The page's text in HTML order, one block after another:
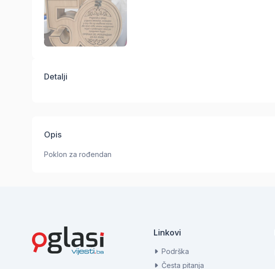
Detalji
Opis
Poklon za rođendan
Linkovi
Podrška
Česta pitanja